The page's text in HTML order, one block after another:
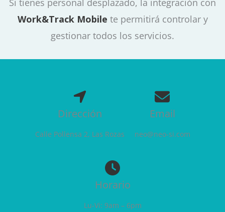
Work&Track Mobile te permitirá controlar y
gestionar todos los servicios.
Dirección
Calle Pollensa 2, Las Rozas
Email
neo@neo-si.com
Horario
Lu-Vi: 9am – 6pm